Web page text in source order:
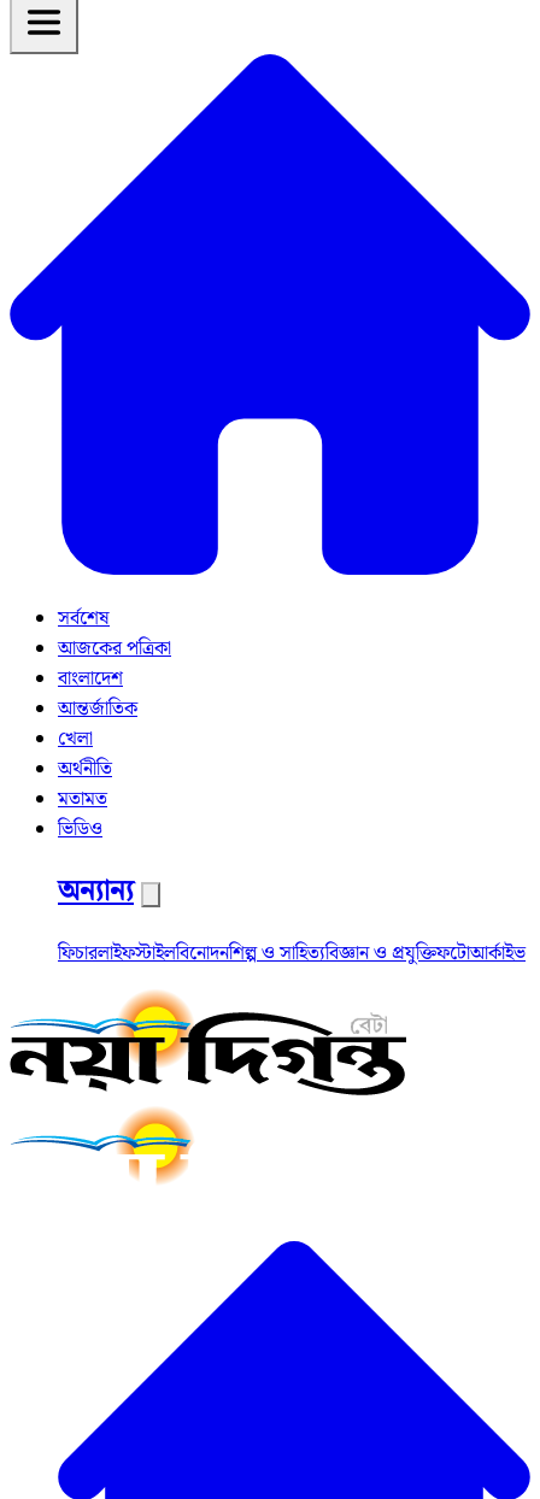
সর্বশেষ
আজকের পত্রিকা
বাংলাদেশ
আন্তর্জাতিক
খেলা
অর্থনীতি
মতামত
ভিডিও
অন্যান্য
ফিচারলাইফস্টাইলবিনোদনশিল্প ও সাহিত্যবিজ্ঞান ও প্রযুক্তিফটোআর্কাইভ